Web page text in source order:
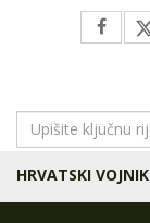
HRVATSKI VOJNIK